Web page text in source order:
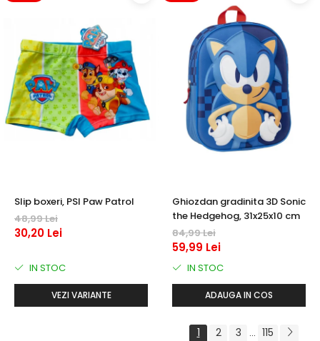
Slip boxeri, PSI Paw Patrol
48,99 Lei
30,20 Lei
IN STOC
VEZI VARIANTE
Ghiozdan gradinita 3D Sonic
the Hedgehog, 31x25x10 cm
84,99 Lei
59,99 Lei
IN STOC
ADAUGA IN COS
1 2 3 ... 115